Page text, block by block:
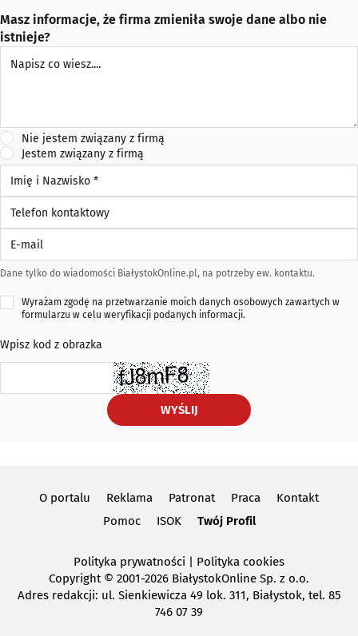
Masz informacje, że firma zmieniła swoje dane albo nie
istnieje?
Nie jestem związany z firmą
Jestem związany z firmą
Imię i Nazwisko *
Telefon kontaktowy
Dane tylko do wiadomości BiałystokOnline.pl, na potrzeby ew. kontaktu.
Wyrażam zgodę na przetwarzanie moich danych osobowych zawartych w
formularzu w celu weryfikacji podanych informacji.
Wpisz kod z obrazka
WYŚLIJ
O portalu Reklama Patronat Praca
Kontakt
Pomoc
ISOK Twój Profil
Polityka prywatności
Polityka cookies
Copyright© 2001-2026 BiałystokOnline Sp. z o.o.
Adres redakcji: ul. Sienkiewicza 49 lok. 311, Białystok, tel. 85
746 07 39